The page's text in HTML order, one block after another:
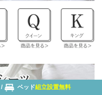
/ ベッド組立設置無料